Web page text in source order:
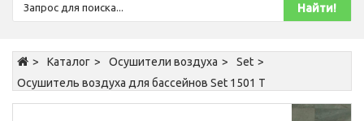
Каталог Осушители воздуха
Set
Осушитель воздуха для бассейнов Set 1501 T